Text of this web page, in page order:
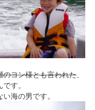
のヨン様とも言われた、
す。
い海の男です。